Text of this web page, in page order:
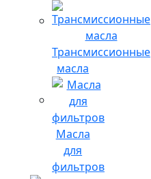
Трансмиссионные
масла
Масла
для
фильтров